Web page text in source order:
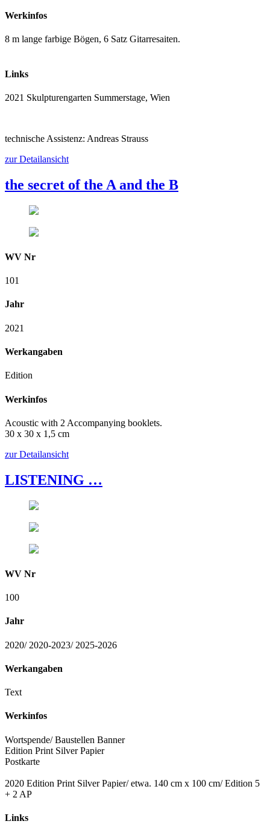
Werkinfos
8 m lange farbige Bögen, 6 Satz Gitarresaiten.
Links
2021 Skulpturengarten Summerstage, Wien
technische Assistenz: Andreas Strauss
zur Detailansicht
the secret of the A and the B
WV Nr
101
Jahr
2021
Werkangaben
Edition
Werkinfos
Acoustic with 2 Accompanying booklets.
30 x 30 x 1,5 cm
zur Detailansicht
LISTENING …
WV Nr
100
Jahr
2020/ 2020-2023/ 2025-2026
Werkangaben
Text
Werkinfos
Wortspende/ Baustellen Banner
Edition Print Silver Papier
Postkarte
2020 Edition Print Silver Papier/ etwa. 140 cm x 100 cm/ Edition 5
+ 2 AP
Links